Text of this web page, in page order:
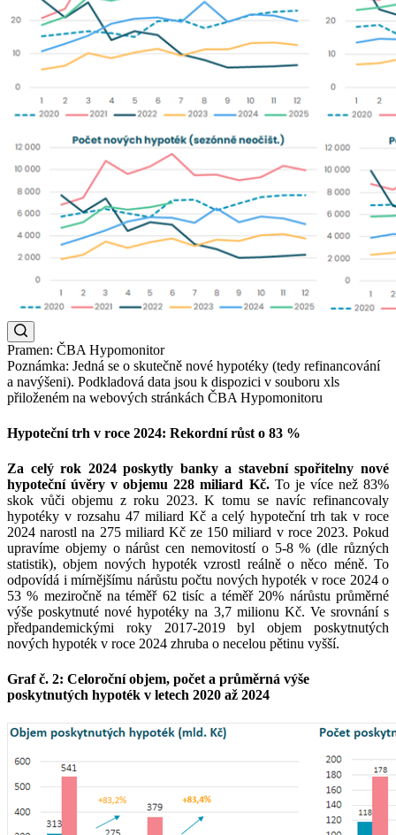
Pramen: ČBA Hypomonitor
Poznámka: Jedná se o skutečně nové hypotéky (tedy refinancování
a navýšeni). Podkladová data jsou k dispozici v souboru xls
přiloženém na webových stránkách ČBA Hypomonitoru
Hypoteční trh v roce 2024: Rekordní růst o 83 %
Za celý rok 2024 poskytly banky a stavební spořitelny nové
hypoteční úvěry v objemu 228 miliard Kč. To je více než 83%
skok vůči objemu z roku 2023. K tomu se navíc refinancovaly
hypotéky v rozsahu 47 miliard Kč a celý hypoteční trh tak v roce
2024 narostl na 275 miliard Kč ze 150 miliard v roce 2023. Pokud
upravíme objemy o nárůst cen nemovitostí o 5-8 % (dle různých
statistik), objem nových hypoték vzrostl reálně o něco méně. To
odpovídá i mírnějšímu nárůstu počtu nových hypoték v roce 2024 o
53 % meziročně na téměř 62 tisíc a téměř 20% nárůstu průměrné
výše poskytnuté nové hypotéky na 3,7 milionu Kč. Ve srovnání s
předpandemickými roky 2017-2019 byl objem poskytnutých
nových hypoték v roce 2024 zhruba o necelou pětinu vyšší.
Graf č. 2: Celoroční objem, počet a průměrná výše
poskytnutých hypoték v letech 2020 až 2024